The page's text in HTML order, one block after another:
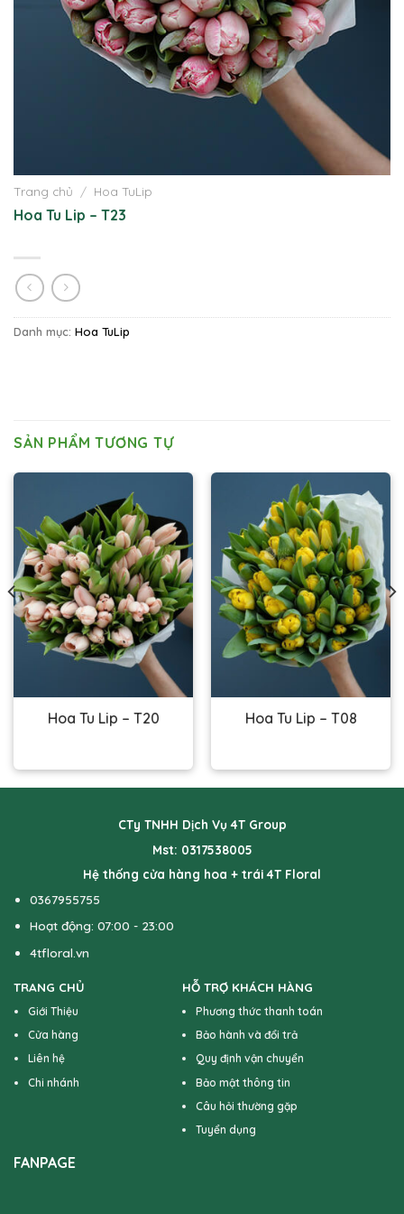
Trang chủ / Hoa TuLip
Hoa Tu Lip – T23
Danh mục: Hoa TuLip
SẢN PHẨM TƯƠNG TỰ
Hoa Tu Lip – T20 Hoa Tu Lip – T08
CTy TNHH Dịch Vụ 4T Group
Mst: 0317538005
Hệ thống cửa hàng hoa + trái 4T Floral
0367955755
Hoạt động: 07:00 - 23:00
4tfloral.vn
TRANG CHỦ
Giới Thiệu
Cửa hàng
Liên hệ
Chi nhánh
HỖ TRỢ KHÁCH HÀNG
Phương thức thanh toán
Bảo hành và đổi trả
Quy định vận chuyển
Bảo mật thông tin
Câu hỏi thường gặp
Tuyển dụng
FANPAGE